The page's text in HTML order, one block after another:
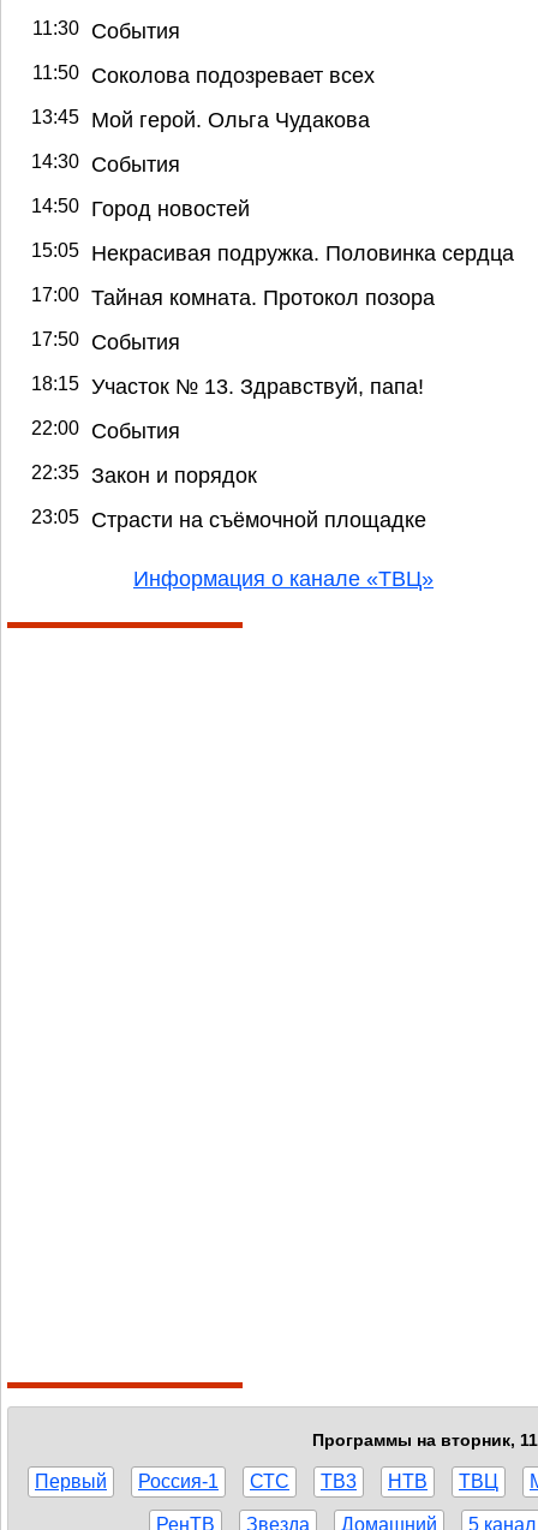
11:30 События
11:50 Соколова подозревает всех
13:45 Мой герой. Ольга Чудакова
14:30 События
14:50 Город новостей
15:05 Некрасивая подружка. Половинка сердца
17:00 Тайная комната. Протокол позора
17:50 События
18:15 Участок № 13. Здравствуй, папа!
22:00 События
22:35 Закон и порядок
23:05 Страсти на съёмочной площадке
Информация о канале «ТВЦ»
Программы на вторник,
Первый Россия-1 СТС ТВ3 НТВ ТВЦ
РенТВ Звезда Домашний 5 канал